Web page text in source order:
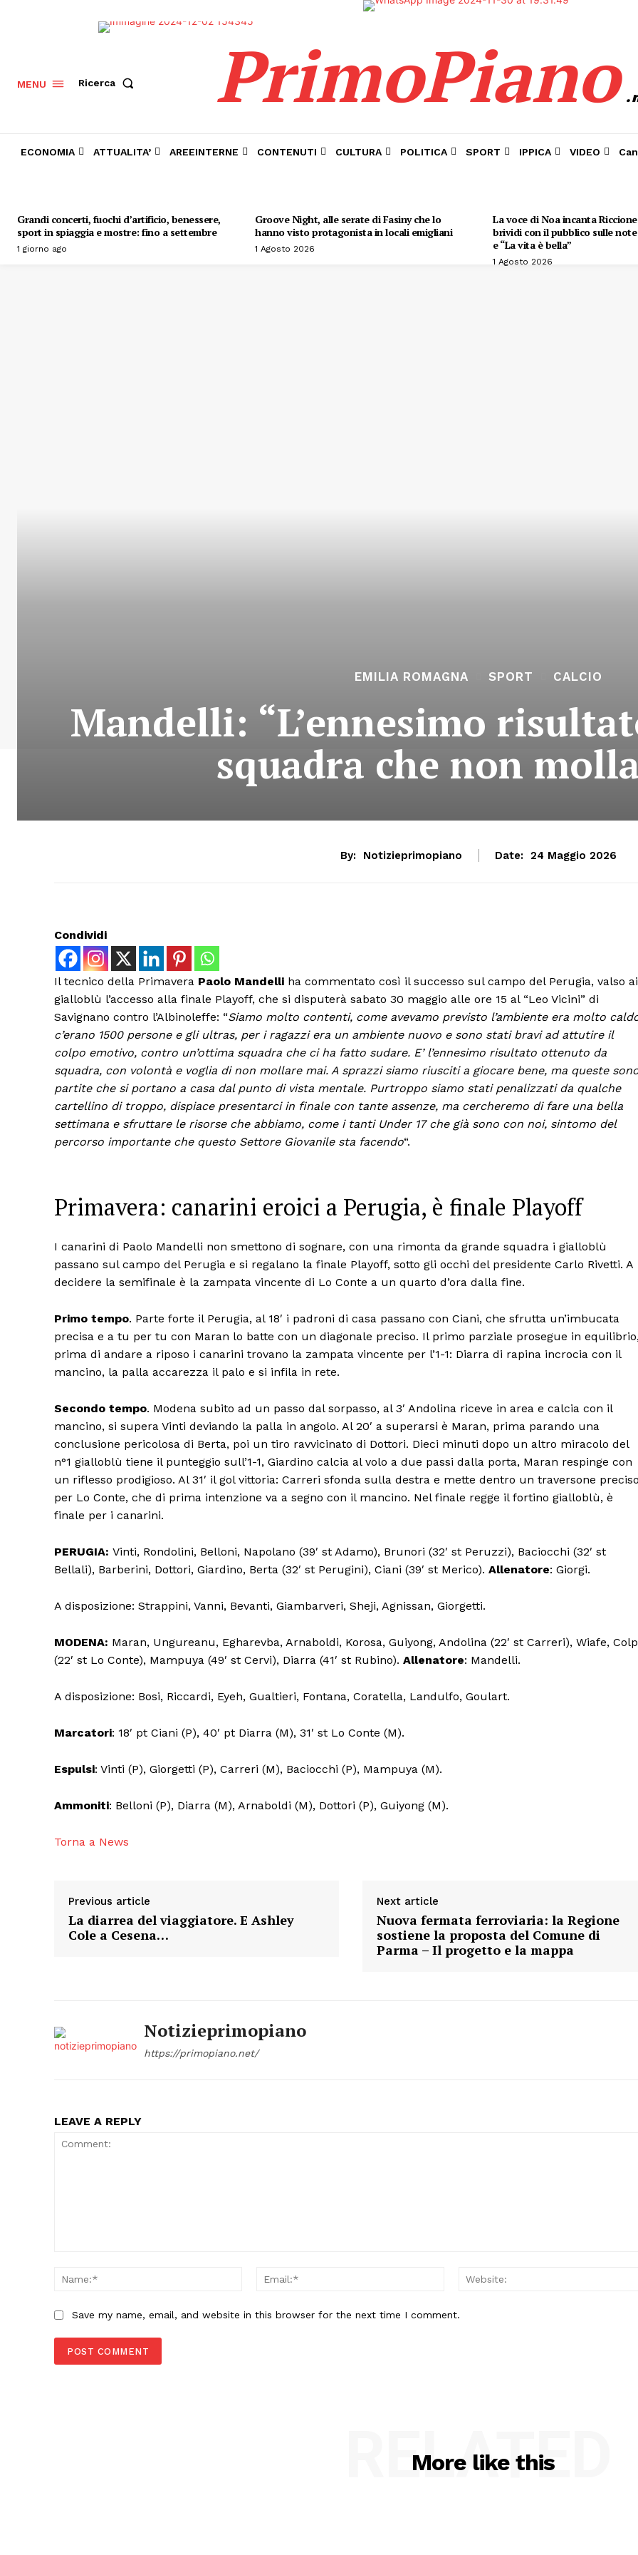
MENU Ricerca PrimoPiano
ECONOMIA ATTUALITA’ AREEINTERNE CONTENUTI CULTURA POLITICA SPORT IPPICA VIDEO
Grandi concerti, fuochi d’artificio, benessere,
sport in spiaggia e mostre: fino a settembre
1 giorno ago
Groove Night, alle serate di Fasiny che lo
hanno visto protagonista in locali emigliani
1 Agosto 2026
La voce di Noa incanta
brividi con il pubblico sulle note
e “La vita è bella”
1 Agosto 2026
EMILIA ROMAGNA SPORT CALCIO
Mandelli: “L’ennesimo
squadra che non
By: Notizieprimopiano Date: 24 Maggio 2026
Condividi
Il tecnico della Primavera Paolo Mandelli ha commentato così il successo sul campo del Perugia, valso ai
gialloblù l’accesso alla finale Playoff, che si disputerà sabato 30 maggio alle ore 15 al “Leo Vicini” di
Savignano contro l’Albinoleffe: “Siamo molto contenti, come avevamo previsto l’ambiente era molto
c’erano 1500 persone e gli ultras, per i ragazzi era un ambiente nuovo e sono stati bravi ad attutire il
colpo emotivo, contro un’ottima squadra che ci ha fatto sudare. E’ l’ennesimo risultato ottenuto da
squadra, con volontà e voglia di non mollare mai. A sprazzi siamo riusciti a giocare bene, ma queste
partite che si portano a casa dal punto di vista mentale. Purtroppo siamo stati penalizzati da qualche
cartellino di troppo, dispiace presentarci in finale con tante assenze, ma cercheremo di fare una bella
settimana e sfruttare le risorse che abbiamo, come i tanti Under 17 che già sono con noi, sintomo del
percorso importante che questo Settore Giovanile sta facendo“.
Primavera: canarini eroici a Perugia, è finale Playoff
I canarini di Paolo Mandelli non smettono di sognare, con una rimonta da grande squadra i gialloblù
passano sul campo del Perugia e si regalano la finale Playoff, sotto gli occhi del presidente Carlo Rivetti. A
decidere la semifinale è la zampata vincente di Lo Conte a un quarto d’ora dalla fine.
Primo tempo. Parte forte il Perugia, al 18′ i padroni di casa passano con Ciani, che sfrutta un’imbucata
precisa e a tu per tu con Maran lo batte con un diagonale preciso. Il primo parziale prosegue in
prima di andare a riposo i canarini trovano la zampata vincente per l’1-1: Diarra di rapina incrocia con il
mancino, la palla accarezza il palo e si infila in rete.
Secondo tempo. Modena subito ad un passo dal sorpasso, al 3′ Andolina riceve in area e calcia con il
mancino, si supera Vinti deviando la palla in angolo. Al 20′ a superarsi è Maran, prima parando una
conclusione pericolosa di Berta, poi un tiro ravvicinato di Dottori. Dieci minuti dopo un altro miracolo del
n°1 gialloblù tiene il punteggio sull’1-1, Giardino calcia al volo a due passi dalla porta, Maran respinge con
un riflesso prodigioso. Al 31′ il gol vittoria: Carreri sfonda sulla destra e mette dentro un traversone
per Lo Conte, che di prima intenzione va a segno con il mancino. Nel finale regge il fortino gialloblù, è
finale per i canarini.
PERUGIA: Vinti, Rondolini, Belloni, Napolano (39′ st Adamo), Brunori (32′ st Peruzzi), Baciocchi (32′ st
Bellali), Barberini, Dottori, Giardino, Berta (32′ st Perugini), Ciani (39′ st Merico). Allenatore: Giorgi.
A disposizione: Strappini, Vanni, Bevanti, Giambarveri, Sheji, Agnissan, Giorgetti.
MODENA: Maran, Ungureanu, Egharevba, Arnaboldi, Korosa, Guiyong, Andolina (22′ st Carreri), Wiafe,
(22′ st Lo Conte), Mampuya (49′ st Cervi), Diarra (41′ st Rubino). Allenatore: Mandelli.
A disposizione: Bosi, Riccardi, Eyeh, Gualtieri, Fontana, Coratella, Landulfo, Goulart.
Marcatori: 18′ pt Ciani (P), 40′ pt Diarra (M), 31′ st Lo Conte (M).
Espulsi: Vinti (P), Giorgetti (P), Carreri (M), Baciocchi (P), Mampuya (M).
Ammoniti: Belloni (P), Diarra (M), Arnaboldi (M), Dottori (P), Guiyong (M).
Torna a News
Previous article
La diarrea del viaggiatore. E Ashley
Cole a Cesena…
Next article
Nuova fermata ferroviaria: la Regione
sostiene la proposta del Comune di
Parma – Il progetto e la mappa
Notizieprimopiano
https://primopiano.net/
LEAVE A REPLY
Name:*
Email:*
Save my name, email, and website in this browser for the next time I comment.
More like this
RELATED